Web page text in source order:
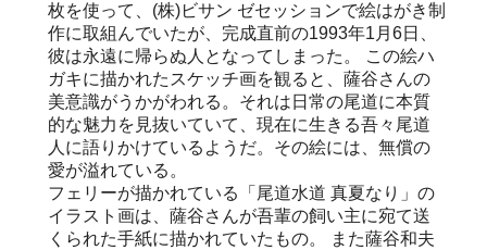
枚を使って、(株)ビサン ゼセッションで絵はがき制
作に取組んでいたが、完成直前の1993年1月6日、
彼は永遠に帰らぬ人となってしまった。 この絵ハ
ガキに描かれたスケッチ画を観ると、薩谷さんの
美意識がうかがわれる。それは日常の尾道に本質
的な魅力を見抜いていて、現在に生きる吾々尾道
人に語りかけているようだ。その絵には、無償の
愛が溢れている。
フェリーが描かれている「尾道水道 真夏なり」の
イラスト画は、薩谷さんが吾輩の飼い主に宛て送
くられた手紙に描かれていたもの。 また薩谷和夫